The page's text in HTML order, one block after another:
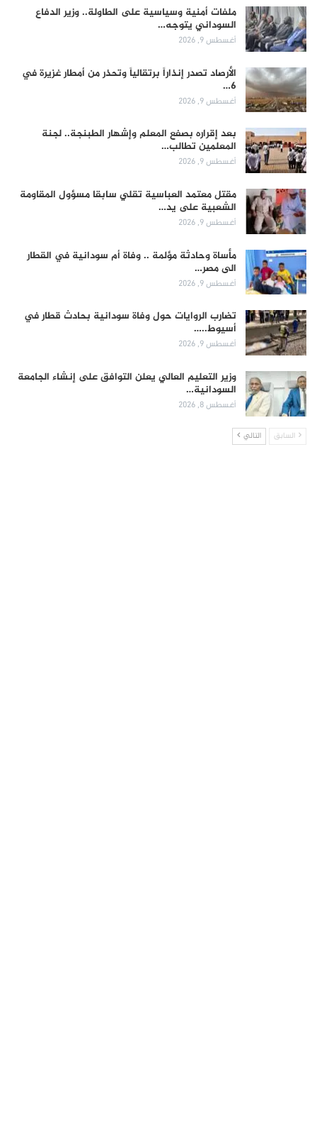
ملفات أمنية وسياسية على الطاولة.. وزير الدفاع
السوداني يتوجه…
أغسطس 9, 2026
الأرصاد تصدر إنذاراً برتقالياً وتحذر من أمطار غزيرة في
6…
أغسطس 9, 2026
بعد إقراره بصفع المعلم وإشهار الطبنجة.. لجنة
المعلمين تطالب…
أغسطس 9, 2026
مقتل معتمد العباسية تقلي سابقا مسؤول المقاومة
الشعبية على يد…
أغسطس 9, 2026
مأساة وحادثة مؤلمة .. وفاة أم سودانية في القطار
الى مصر…
أغسطس 9, 2026
تضارب الروايات حول وفاة سودانية بحادث قطار في
أسيوط..…
أغسطس 9, 2026
وزير التعليم العالي يعلن التوافق على إنشاء الجامعة
السودانية…
أغسطس 8, 2026
السابق التالي